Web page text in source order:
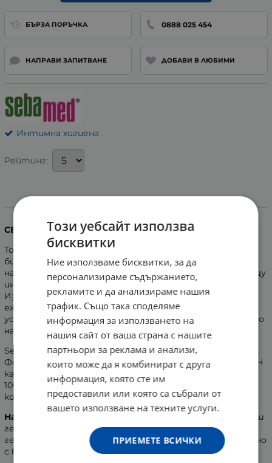
БЪРЗА ПОРЪЧКА 0888 025 454
НАПРАВИ ЗАПИТВАНЕ ДОБАВИ В ЛЮБИМИ
Интимна хигиена
Рейтинг:
СЕБА МЕД ИНТИМЕН ДУШ PH 3.8 БЕЗ АЛКАЛИ 400 мл.
Този измиващ интимен гел на SebaMed, базиран на
биологични съставки, поддържа естествения баланс
на женската интимна микрофлора и я защитава срещу
инфекции и поява на неприятна миризма.
Изключително нежен и деликатен, подходящ за
ежедневна употреба. С недразнеща формула, която
успокоява и овлажнява, благодарение на съдържанието
на бизаболол и алое вера.
Sebamed интимен гел ефективно се грижи за кожата.
Формулата му ебез сапунибез алкали със същото рН
като на чувствителната кожа -
3.8
. Съдържа почти
100% биоразградими съставки. Без агресивни към
кожата компоненти.
Начин на употреба:
С няколко капки от интимния душ
гел направете мека пяна в дланите си. Почистете
гениталната област внимателно и изплакнете обилно
с вода.
Този уебсайт използва
бисквитки
Ние използваме бисквитки, за да
персонализираме съдържанието,
рекламите и да анализираме нашия
трафик. Също така споделяме
информация за използването на
нашия сайт от ваша страна с нашите
партньори за реклама и анализи,
които може да я комбинират с друга
информация, която сте им
предоставили или която са събрали от
вашето използване на техните услуги.
ПРИЕМЕТЕ ВСИЧКИ